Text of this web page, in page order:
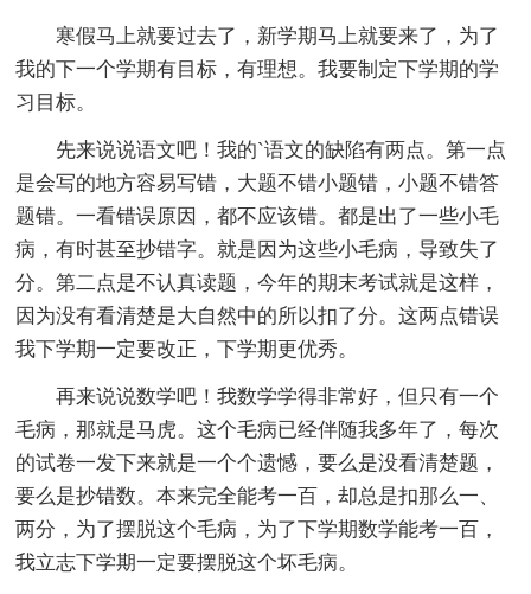
寒假马上就要过去了，新学期马上就要来了，为了
我的下一个学期有目标，有理想。我要制定下学期的学
习目标。
先来说说语文吧！我的`语文的缺陷有两点。第一点
是会写的地方容易写错，大题不错小题错，小题不错答
题错。一看错误原因，都不应该错。都是出了一些小毛
病，有时甚至抄错字。就是因为这些小毛病，导致失了
分。第二点是不认真读题，今年的期末考试就是这样，
因为没有看清楚是大自然中的所以扣了分。这两点错误
我下学期一定要改正，下学期更优秀。
再来说说数学吧！我数学学得非常好，但只有一个
毛病，那就是马虎。这个毛病已经伴随我多年了，每次
的试卷一发下来就是一个个遗憾，要么是没看清楚题，
要么是抄错数。本来完全能考一百，却总是扣那么一、
两分，为了摆脱这个毛病，为了下学期数学能考一百，
我立志下学期一定要摆脱这个坏毛病。